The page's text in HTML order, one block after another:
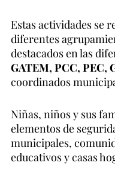
Estas actividades se
diferentes
destacados en las
GATEM, PCC, PEC,
coordinados
Niñas, niños y sus
elementos de
municipales,
educativos y casas